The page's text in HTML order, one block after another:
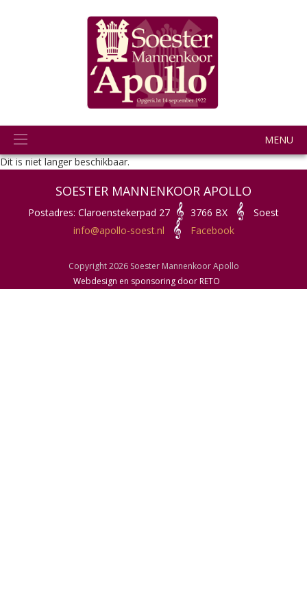
MENU
Dit is niet langer beschikbaar.
SOESTER MANNENKOOR APOLLO
Postadres: Claroenstekerpad 27 3766 BX
Soest
info@apollo-soest.nl
Facebook
Copyright 2026 Soester Mannenkoor Apollo
Webdesign en sponsoring door RETO